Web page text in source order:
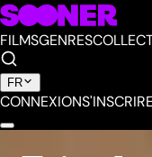
FILMSGENRES
FR
CONNEXION